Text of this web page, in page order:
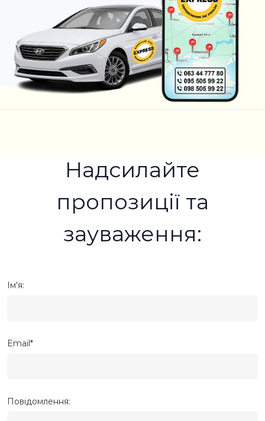
Надсилайте
пропозиції та
зауваження:
Ім'я:
Email*
Повідомлення: